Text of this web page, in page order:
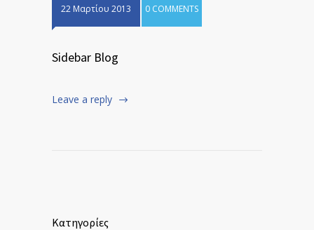
22 Μαρτίου 2013 0 COMMENTS
Sidebar Blog
Leave a reply
Κατηγορίες